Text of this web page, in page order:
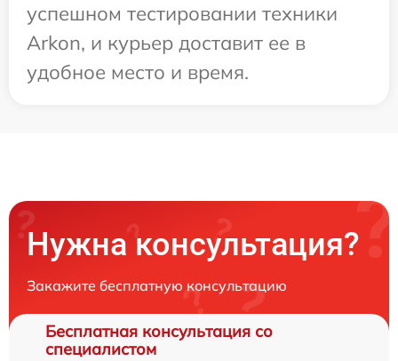
успешном тестировании техники
Arkon, и курьер доставит ее в
удобное место и время.
Нужна консультация?
Закажите бесплатную консультацию
Бесплатная консультация со
специалистом